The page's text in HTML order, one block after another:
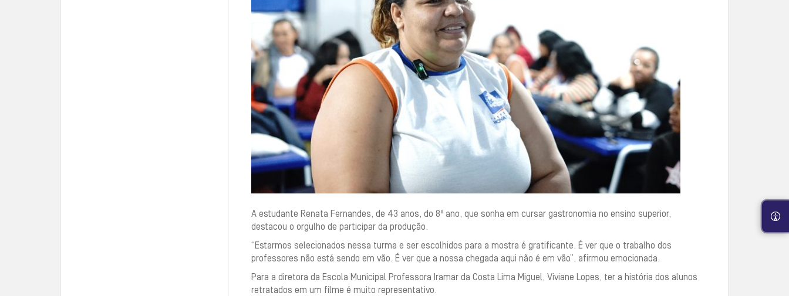
A estudante Renata Fernandes, de 43 anos, do 8º ano, que sonha em cursar gastronomia no ensino superior,
destacou o orgulho de participar da produção.
“Estarmos selecionados nessa turma e ser escolhidos para a mostra é gratificante. É ver que o trabalho dos
professores não está sendo em vão. É ver que a nossa chegada aqui não é em vão”, afirmou emocionada.
Para a diretora da Escola Municipal Professora Iramar da Costa Lima Miguel, Viviane Lopes, ter a história dos alunos
retratados em um filme é muito representativo.